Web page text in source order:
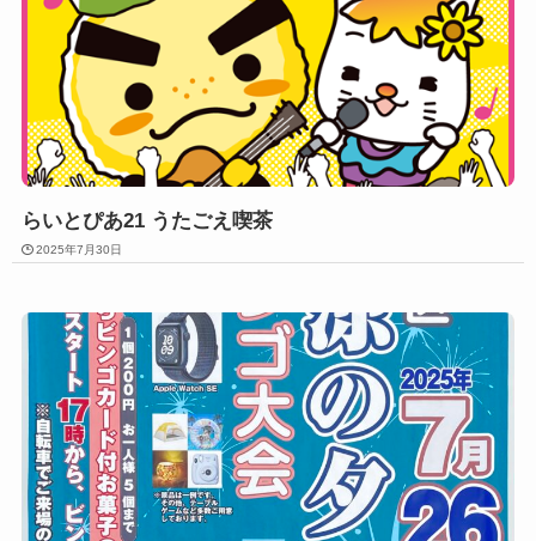
らいとぴあ21 うたごえ喫茶
2025年7月30日